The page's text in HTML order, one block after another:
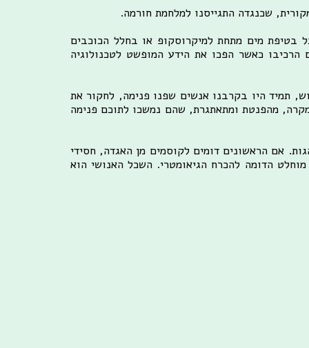
שכנגדה התגייסנו למלחמת חורמה.
בטיפת מים מתחת למיקרוסקופ או בחלל הכוכבים
כאשר הפכו את הידע המופשט לטכנולוגיה
תמיד היו בקרבנו אנשים שפנו פנימה, לחקור את
מהפנטת ומתאתגרת, שהם נמשכו לתוכם פנימה
אם הראשונים דומים לקוסמים מן האגדה, חסידי
הדומה להכרח הגיאומטרי. השכל האנושי הוא